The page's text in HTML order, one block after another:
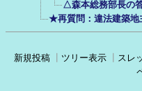
△森本総務部長の
★再質問：違法建築地
新規投稿
ツリー表示 スレ